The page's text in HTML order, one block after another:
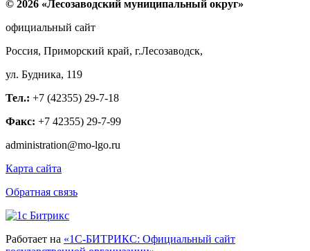
© 2026 «Лесозаводский муниципальный округ»
официальный сайт
Россия, Приморский край, г.Лесозаводск,
ул. Будника, 119
Тел.: +7 (42355) 29-7-18
Факс: +7 42355) 29-7-99
administration@mo-lgo.ru
Карта сайта
Обратная связь
Работает на «1С-БИТРИКС: Официальный сайт